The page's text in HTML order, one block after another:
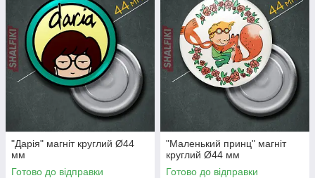
"Дарія" магніт круглий Ø44
мм
Готово до відправки
"Маленький принц" магніт
круглий Ø44 мм
Готово до відправки